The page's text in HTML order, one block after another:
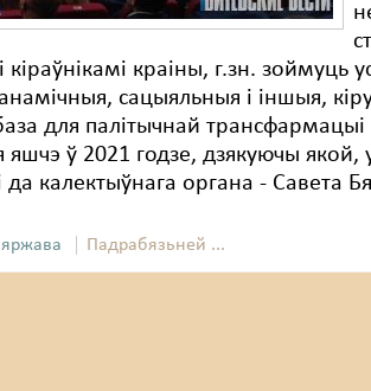
кіраўнікамі краіны, г.зн. зоймуць
сацыяльныя і іншыя,
для палітычнай трансфармацыі
ў 2021 годзе, дзякуючы якой,
калектыўнага органа - Савета
Падрабязьней ...